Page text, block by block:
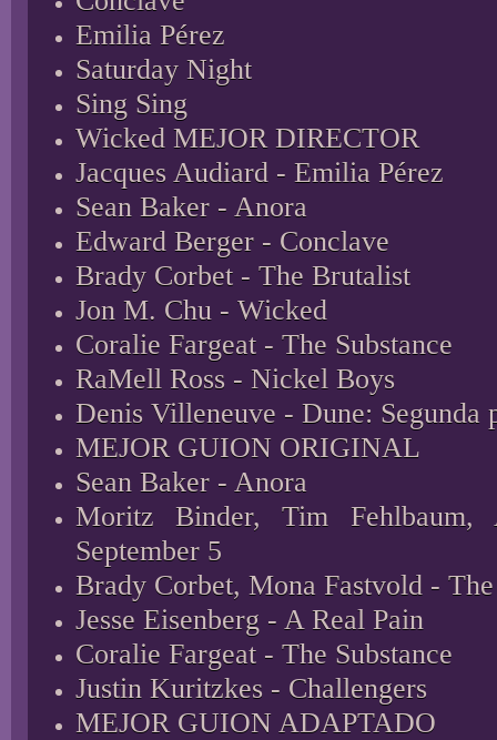
Emilia Pérez
Saturday Night
Sing Sing
Wicked MEJOR DIRECTOR
Jacques Audiard - Emilia Pérez
Sean Baker - Anora
Edward Berger - Conclave
Brady Corbet - The Brutalist
Jon M. Chu - Wicked
Coralie Fargeat - The Substance
RaMell Ross - Nickel Boys
Denis Villeneuve - Dune: Segunda
MEJOR GUION ORIGINAL
Sean Baker - Anora
Moritz Binder, Tim
September 5
Brady Corbet, Mona Fastvold -
Jesse Eisenberg - A Real Pain
Coralie Fargeat - The Substance
Justin Kuritzkes - Challengers
MEJOR GUION ADAPTADO